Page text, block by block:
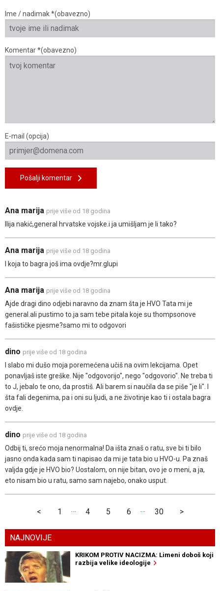
Ime / nadimak *(obavezno)
Komentar *(obavezno)
E-mail (opcija)
Pošalji komentar
Ana marija prije više od 18 godina
Ilija nakić,general hrvatske vojske.i ja umišljam je li tako?
Ana marija prije više od 18 godina
I koja to bagra još ima ovdje?mr.glupi
Ana marija prije više od 18 godina
Ajde dragi dino odjebi naravno da znam šta je HVO Tata mi je
general.ali pustimo to.ja sam tebe pitala koje su thompsonove
fašističke pjesme?samo mi to odgovori
dino prije više od 18 godina
I slabo mi dušo moja poremećena učiš na ovim lekcijama. Opet
ponavljaš iste greške. Nije "odgovorijo", nego "odgovorio". Ne treba ti
to J, jebalo te ono, da prostiš. Ali barem si naučila da se piše "je li". I
šta fali degenima, pa i oni su ljudi, a ne životinje kao ti i ostala bagra
ovdje.
dino prije više od 18 godina
Odbij ti, srećo moja nenormalna! Da išta znaš o ratu, sve bi ti bilo
jasno onda kada sam ti napisao da mi je tata bio u HVO-u. Pa znaš
valjda gdje je HVO bio? Uostalom, on nije bitan, ovo je o meni, a ja,
eto nisam bio u ratu, samo sam najebo, onako usput.
< 1 … 4 5 6 … 30 >
NAJNOVIJE
KRIKOM PROTIV NACIZMA: Limeni doboš koji
razbija velike ideologije